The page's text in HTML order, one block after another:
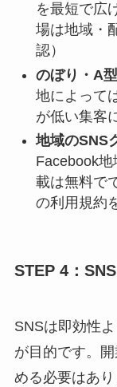
を最短で広
場は地域・
認）
のぼり・A
地によって
が低い集客
地域のSNS
Facebook
載は無料で
の利用規約
STEP 4：
SNSは即効性
が目的です。
める必要はあ